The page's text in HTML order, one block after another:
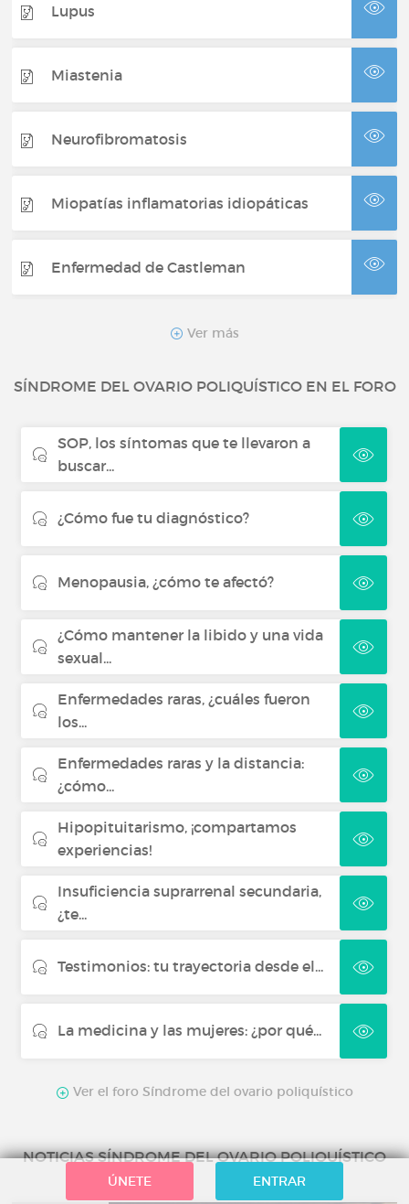
Lupus
Miastenia
Neurofibromatosis
Miopatías inflamatorias idiopáticas
Enfermedad de Castleman
Penfigoide ampolloso
Polineuropatía desmielinizante
inflamatoria crónica
Acromegalia
Colangitis biliar primaria
Ver más
SÍNDROME DEL OVARIO POLIQUÍSTICO EN EL FORO
SOP, los síntomas que te llevaron a
buscar...
¿Cómo fue tu diagnóstico?
Menopausia, ¿cómo te afectó?
¿Cómo mantener la libido y una vida
sexual...
Enfermedades raras, ¿cuáles fueron
los...
Enfermedades raras y la distancia:
¿cómo...
Hipopituitarismo, ¡compartamos
experiencias!
Insuficiencia suprarrenal secundaria,
¿te...
Testimonios: tu trayectoria desde el...
La medicina y las mujeres: ¿por qué...
Ver el foro Síndrome del ovario poliquístico
NOTICIAS SÍNDROME DEL OVARIO POLIQUÍSTICO
ÚNETE ENTRAR